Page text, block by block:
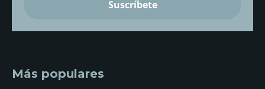
Más populares